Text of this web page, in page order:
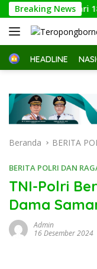
Langsung
ke
konten
Breaking News
dari 18 Juta KPM
HomeHEADLINE
Beranda BERITA
BERITA POLRI DAN
TNI-Polri
Dama
Admin
16 Desember 2024